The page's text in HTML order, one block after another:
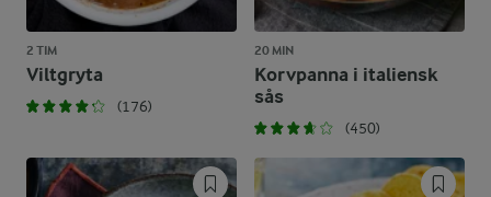
2 TIM
Viltgryta
(176)
20 MIN
Korvpanna i italiensk
sås
(450)